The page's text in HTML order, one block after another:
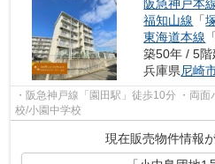
阪急神戸本
福知山線 「
東海道本線 「
築50年 / 5階
兵庫県尼崎
・阪急神戸線「園田駅」徒歩10分 ・両
校/小園中学校
現在販売物件情報